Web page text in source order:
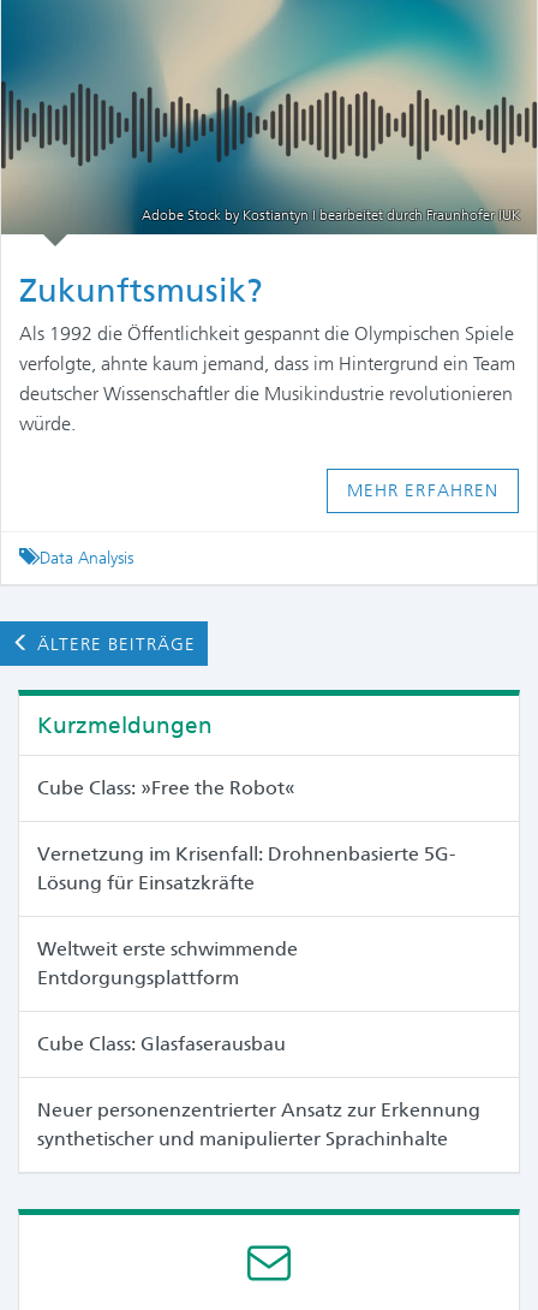
Adobe Stock by Kostiantyn I bearbeitet durch Fraunhofer IUK
Zukunftsmusik?
Als 1992 die Öffentlichkeit gespannt die Olympischen Spiele
verfolgte, ahnte kaum jemand, dass im Hintergrund ein Team
deutscher Wissenschaftler die Musikindustrie revolutionieren
würde.
MEHR ERFAHREN
Tagged
Data Analysis
ÄLTERE BEITRÄGE
Kurzmeldungen
Cube Class: »Free the Robot«
Vernetzung im Krisenfall: Drohnenbasierte 5G-
Lösung für Einsatzkräfte
Weltweit erste schwimmende
Entdorgungsplattform
Cube Class: Glasfaserausbau
Neuer personenzentrierter Ansatz zur Erkennung
synthetischer und manipulierter Sprachinhalte